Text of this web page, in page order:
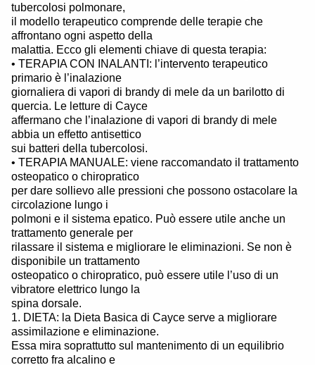
tubercolosi polmonare,
il modello terapeutico comprende delle terapie che
affrontano ogni aspetto della
malattia. Ecco gli elementi chiave di questa terapia:
• TERAPIA CON INALANTI: l’intervento terapeutico
primario è l’inalazione
giornaliera di vapori di brandy di mele da un barilotto di
quercia. Le letture di Cayce
affermano che l’inalazione di vapori di brandy di mele
abbia un effetto antisettico
sui batteri della tubercolosi.
• TERAPIA MANUALE: viene raccomandato il trattamento
osteopatico o chiropratico
per dare sollievo alle pressioni che possono ostacolare la
circolazione lungo i
polmoni e il sistema epatico. Può essere utile anche un
trattamento generale per
rilassare il sistema e migliorare le eliminazioni. Se non è
disponibile un trattamento
osteopatico o chiropratico, può essere utile l’uso di un
vibratore elettrico lungo la
spina dorsale.
1. DIETA: la Dieta Basica di Cayce serve a migliorare
assimilazione e eliminazione.
Essa mira soprattutto sul mantenimento di un equilibrio
corretto fra alcalino e